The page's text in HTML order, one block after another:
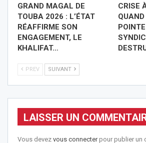
GRAND MAGAL DE
TOUBA 2026 : L’ÉTAT
RÉAFFIRME SON
ENGAGEMENT, LE
KHALIFAT…
CRISE
PREV SUIVANT
LAISSER UN
Vous devez vous connecterpour publier un